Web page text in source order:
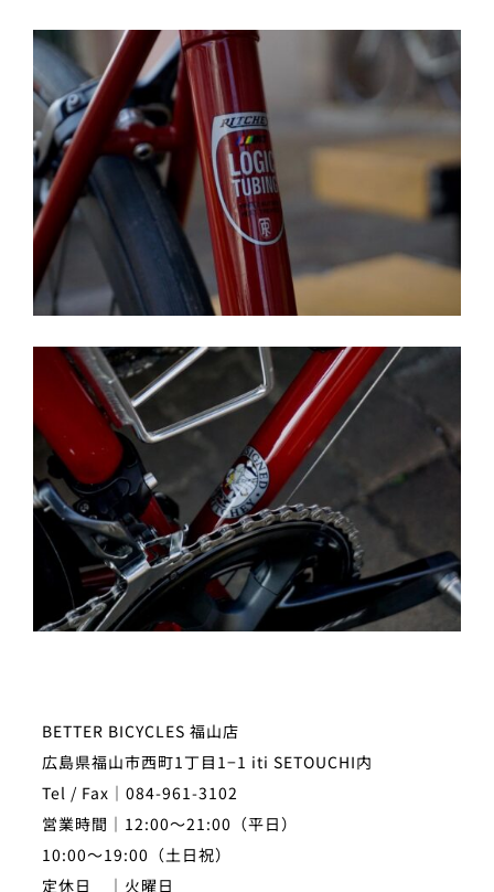
BETTER BICYCLES 福山店
広島県福山市西町1丁目1−1 iti SETOUCHI内
Tel / Fax｜084-961-3102
営業時間｜12:00～21:00（平日）
10:00～19:00（土日祝）
定休日 ｜火曜日